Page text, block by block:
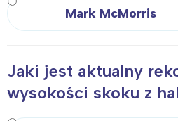
Mark McMorris
Jaki jest aktualny
wysokości skoku z